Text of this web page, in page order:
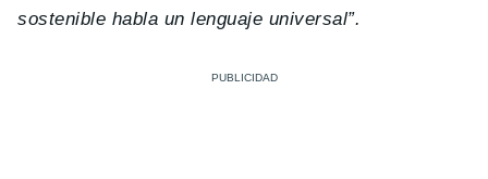
sostenible habla un lenguaje universal”.